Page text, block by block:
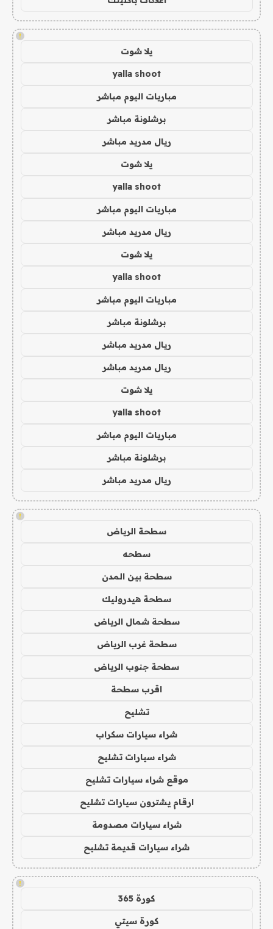
!
يلا شوت
yalla shoot
مباريات اليوم مباشر
برشلونة مباشر
ريال مدريد مباشر
يلا شوت
yalla shoot
مباريات اليوم مباشر
ريال مدريد مباشر
يلا شوت
yalla shoot
مباريات اليوم مباشر
برشلونة مباشر
ريال مدريد مباشر
ريال مدريد مباشر
يلا شوت
yalla shoot
مباريات اليوم مباشر
برشلونة مباشر
ريال مدريد مباشر
!
سطحة الرياض
سطحه
سطحة بين المدن
سطحة هيدروليك
سطحة شمال الرياض
سطحة غرب الرياض
سطحة جنوب الرياض
اقرب سطحة
تشليح
شراء سيارات سكراب
شراء سيارات تشليح
موقع شراء سيارات تشليح
ارقام يشترون سيارات تشليح
شراء سيارات مصدومة
شراء سيارات قديمة تشليح
!
كورة 365
كورة سيتي